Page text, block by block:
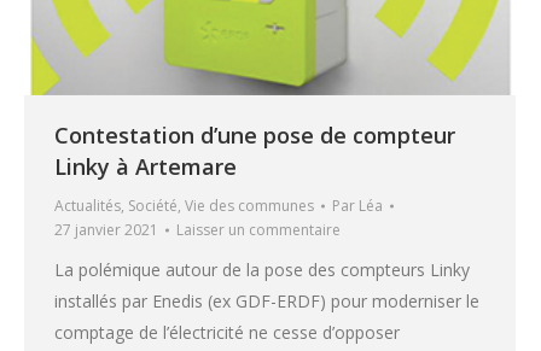
Contestation d’une pose de compteur
Linky à Artemare
Actualités, Société, Vie des communes Par Léa
27 janvier 2021
Laisser un commentaire
La polémique autour de la pose des compteurs Linky
installés par Enedis (ex GDF-ERDF) pour moderniser le
comptage de l’électricité ne cesse d’opposer